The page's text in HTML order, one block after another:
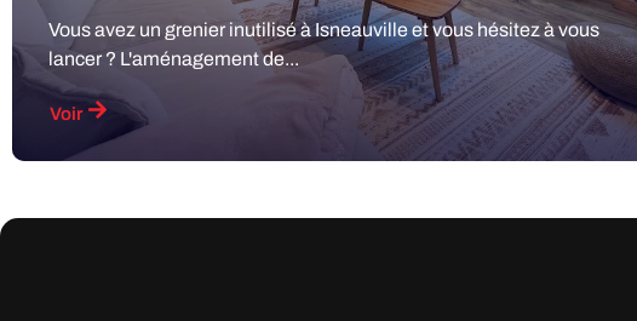
Vous avez un grenier inutilisé à Isneauville et vous hésitez à vous
lancer ? L'aménagement de...
Voir